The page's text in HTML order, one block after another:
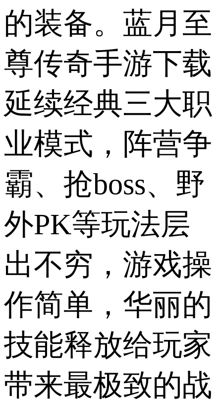
的装备。蓝月至
尊传奇手游下载
延续经典三大职
业模式，阵营争
霸、抢boss、野
外PK等玩法层
出不穷，游戏操
作简单，华丽的
技能释放给玩家
带来最极致的战